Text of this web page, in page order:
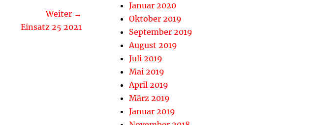
Weiter →
Einsatz 25 2021
Januar 2020
Oktober 2019
September 2019
August 2019
Juli 2019
Mai 2019
April 2019
März 2019
Januar 2019